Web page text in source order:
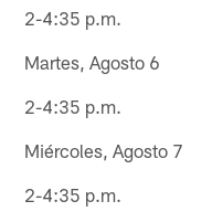
2-4:35 p.m.
Martes, Agosto 6
2-4:35 p.m.
Miércoles, Agosto 7
2-4:35 p.m.